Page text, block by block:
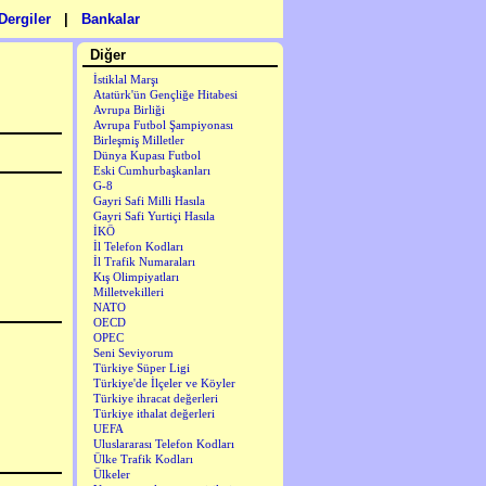
Dergiler Bankalar
Diğer
İstiklal Marşı
Atatürk'ün Gençliğe Hitabesi
Avrupa Birliği
Avrupa Futbol Şampiyonası
Birleşmiş Milletler
Dünya Kupası Futbol
Eski Cumhurbaşkanları
G-8
Gayri Safi Milli Hasıla
Gayri Safi Yurtiçi Hasıla
İKÖ
İl Telefon Kodları
İl Trafik Numaraları
Kış Olimpiyatları
Milletvekilleri
NATO
OECD
OPEC
Seni Seviyorum
Türkiye Süper Ligi
Türkiye'de İlçeler ve Köyler
Türkiye ihracat değerleri
Türkiye ithalat değerleri
UEFA
Uluslararası Telefon Kodları
Ülke Trafik Kodları
Ülkeler